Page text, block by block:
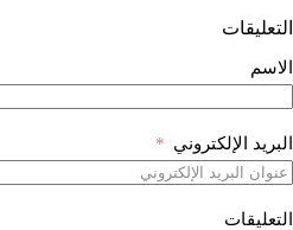
التعليقات
الاسم
البريد الإلكتروني
التعليقات